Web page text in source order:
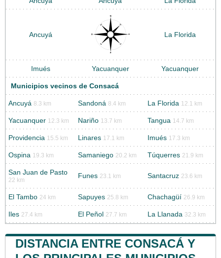
Ancuyá La Florida
Imués Yacuanquer Yacuanquer
Municipios vecinos de Consacá
Ancuyá 8.3 km Sandoná 8.4 km La Florida 12.1 km
Yacuanquer 12.3 km Nariño 13.7 km Tangua 14.7 km
Providencia 15.5 km Linares 17.1 km Imués 17.3 km
Ospina 19.3 km Samaniego 20.2 km Túquerres 21.9 km
San Juan de Pasto
22 km
Funes 23.1 km Santacruz 23.6 km
El Tambo 24 km Sapuyes 25.8 km Chachagüí 26.9 km
Iles 27.4 km El Peñol 27.7 km La Llanada 32.3 km
DISTANCIA ENTRE CONSACÁ Y